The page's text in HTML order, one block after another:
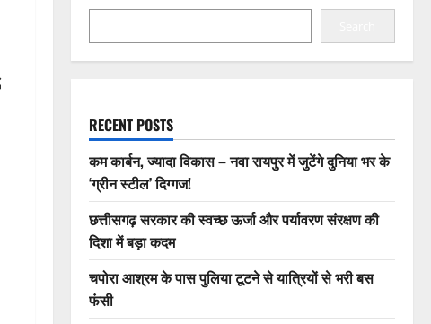
RECENT POSTS
कम कार्बन, ज्यादा विकास – नवा रायपुर में जुटेंगे दुनिया भर के
‘ग्रीन स्टील’ दिग्गज!
छत्तीसगढ़ सरकार की स्वच्छ ऊर्जा और पर्यावरण संरक्षण की
दिशा में बड़ा कदम
चपोरा आश्रम के पास पुलिया टूटने से यात्रियों से भरी बस
फंसी